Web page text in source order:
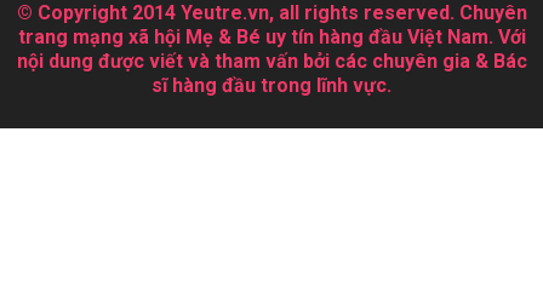
© Copyright 2014 Yeutre.vn, all rights reserved. Chuyên
trang mạng xã hội Mẹ & Bé uy tín hàng đầu Việt Nam. Với
nội dung được viết và tham vấn bởi các chuyên gia & Bác
sĩ hàng đầu trong lĩnh vực.